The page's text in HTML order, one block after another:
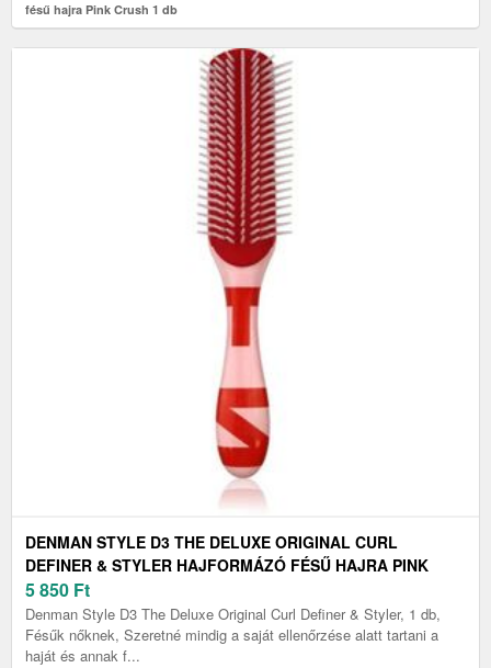
fésű hajra Pink Crush 1 db
DENMAN STYLE D3 THE DELUXE ORIGINAL CURL
DEFINER & STYLER HAJFORMÁZÓ FÉSŰ HAJRA PINK
CRUSH 1 DB
5 850 Ft
Denman Style D3 The Deluxe Original Curl Definer & Styler, 1 db,
Fésűk nőknek, Szeretné mindig a saját ellenőrzése alatt tartani a
haját és annak f...